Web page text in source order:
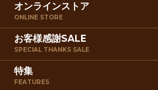
オンラインストア
ONLINE STORE
お客様感謝SALE
SPECIAL THANKS SALE
特集
FEATURES